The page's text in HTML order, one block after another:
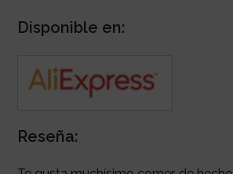
Disponible en:
Reseña: